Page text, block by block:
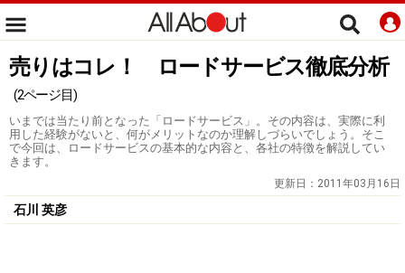
売りはコレ！ ロードサービス徹底分析
(2ページ目)
いまでは当たり前となった「ロードサービス」。その内容は、実際に利
用した経験がないと、何がメリットなのか理解しづらいでしょう。そこ
で今回は、ロードサービスの基本的な内容と、各社の特徴を解説してい
きます。
更新日： 2011年03月16日
石川 英彦